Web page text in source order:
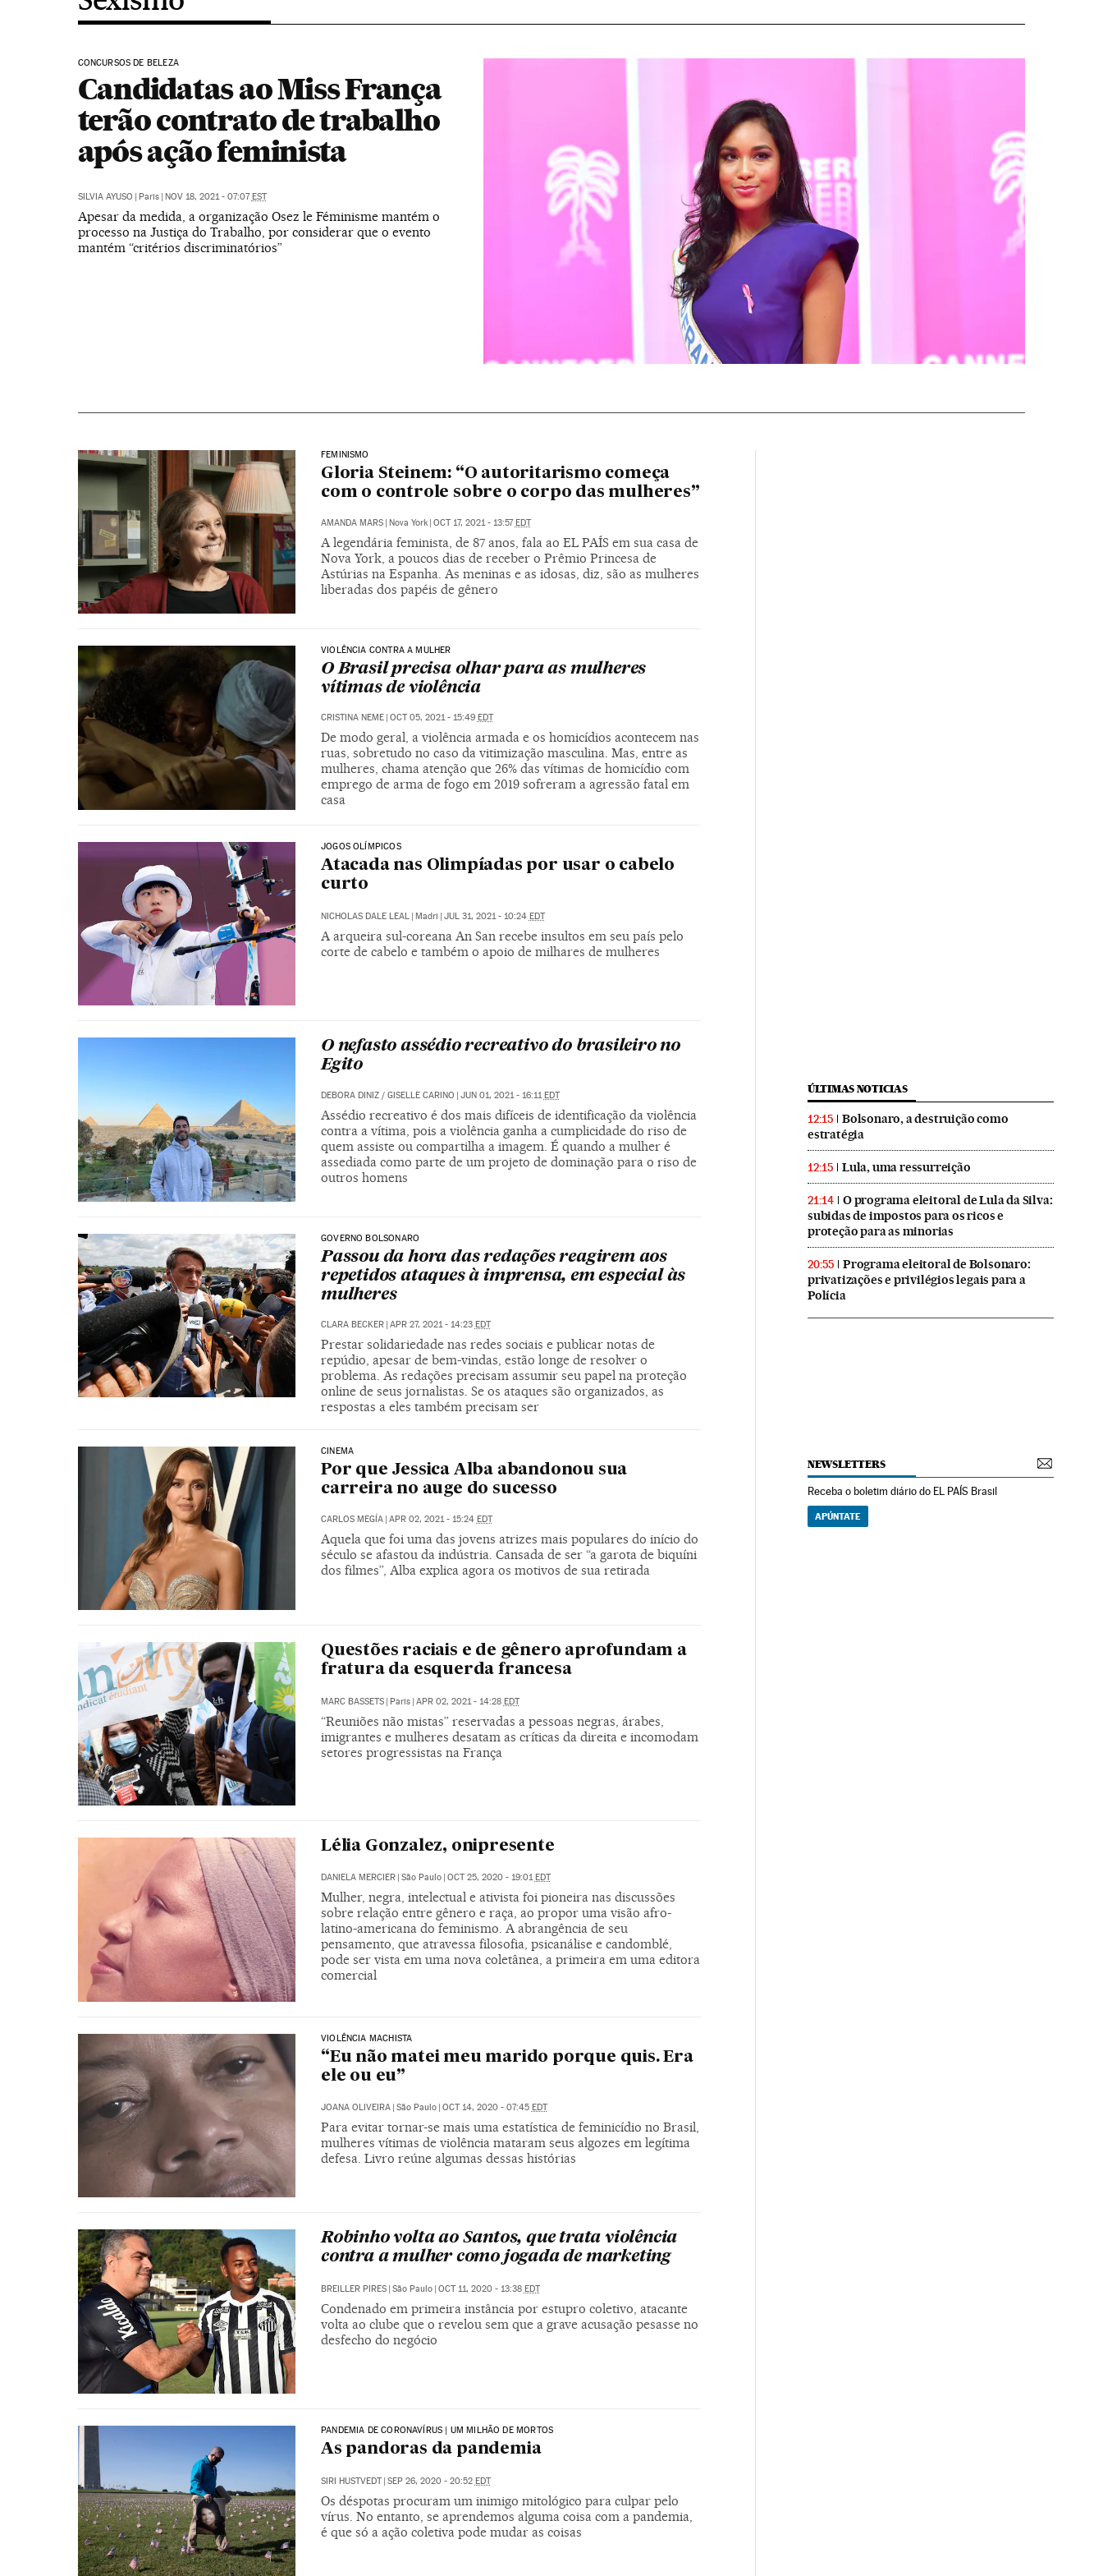
CONCURSOS DE BELEZA
Candidatas ao Miss França
terão contrato de trabalho
após ação feminista
SILVIA AYUSO | Paris | NOV 18, 2021 - 07:07EST
Apesar da medida, a organização Osez le Féminisme mantém o
processo na Justiça do Trabalho, por considerar que o evento
mantém “critérios discriminatórios”
FEMINISMO
Gloria Steinem: “O autoritarismo começa
com o controle sobre o corpo das mulheres”
AMANDA MARS | Nova York | OCT 17, 2021 - 13:57EDT
A legendária feminista, de 87 anos, fala ao EL PAÍS em sua casa de
Nova York, a poucos dias de receber o Prêmio Princesa de
Astúrias na Espanha. As meninas e as idosas, diz, são as mulheres
liberadas dos papéis de gênero
VIOLÊNCIA CONTRA A MULHER
O Brasil precisa olhar para as mulheres
vítimas de violência
CRISTINA NEME OCT 05, 2021 - 15:49 EDT
De modo geral, a violência armada e os homicídios acontecem nas
ruas, sobretudo no caso da vitimização masculina. Mas, entre as
mulheres, chama atenção que 26% das vítimas de homicídio com
emprego de arma de fogo em 2019 sofreram a agressão fatal em
casa
JOGOS OLÍMPICOS
Atacada nas Olimpíadas por usar o cabelo
curto
NICHOLAS DALE LEAL | Madri | JUL 31, 2021 - 10:24 EDT
A arqueira sul-coreana An San recebe insultos em seu país pelo
corte de cabelo e também o apoio de milhares de mulheres
O nefasto assédio recreativo do brasileiro no
Egito
DEBORA DINIZ/ GISELLE CARINO JUN 01, 2021 - 16:11 EDT
Assédio recreativo é dos mais difíceis de identificação da violência
contra a vítima, pois a violência ganha a cumplicidade do riso de
quem assiste ou compartilha a imagem. É quando a mulher é
assediada como parte de um projeto de dominação para o riso de
outros homens
GOVERNO BOLSONARO
Passou da hora das redações reagirem aos
repetidos ataques à imprensa, em especial às
mulheres
CLARA BECKER | APR 27, 2021 - 14:23 EDT
Prestar solidariedade nas redes sociais e publicar notas de
repúdio, apesar de bem-vindas, estão longe de resolver o
problema. As redações precisam assumir seu papel na proteção
online de seus jornalistas. Se os ataques são organizados, as
respostas a eles também precisam ser
CINEMA
Por que Jessica Alba abandonou sua
carreira no auge do sucesso
CARLOS MEGÍA APR 02, 2021 - 15:24 EDT
Aquela que foi uma das jovens atrizes mais populares do início do
século se afastou da indústria. Cansada de ser “a garota de biquíni
dos filmes”, Alba explica agora os motivos de sua retirada
Questões raciais e de gênero aprofundam a
fratura da esquerda francesa
MARC BASSETS | Paris | APR 02, 2021 - 14:28 EDT
“Reuniões não mistas” reservadas a pessoas negras, árabes,
imigrantes e mulheres desatam as críticas da direita e incomodam
setores progressistas na França
Lélia Gonzalez, onipresente
DANIELA MERCIER | São Paulo | OCT 25, 2020 - 19:01 EDT
Mulher, negra, intelectual e ativista foi pioneira nas discussões
sobre relação entre gênero e raça, ao propor uma visão afro-
latino-americana do feminismo. A abrangência de seu
pensamento, que atravessa filosofia, psicanálise e candomblé,
pode ser vista em uma nova coletânea, a primeira em uma editora
comercial
VIOLÊNCIA MACHISTA
“Eu não matei meu marido porque quis. Era
ele ou eu”
JOANA OLIVEIRA | São Paulo | OCT 14, 2020 - 07:45 EDT
Para evitar tornar-se mais uma estatística de feminicídio no Brasil,
mulheres vítimas de violência mataram seus algozes em legítima
defesa. Livro reúne algumas dessas histórias
Robinho volta ao Santos, que trata violência
contra a mulher como jogada de marketing
BREILLER PIRES | São Paulo | OCT 11, 2020 - 13:38 EDT
Condenado em primeira instância por estupro coletivo, atacante
volta ao clube que o revelou sem que a grave acusação pesasse no
desfecho do negócio
PANDEMIA DE CORONAVÍRUS | UM MILHÃO DE MORTOS
As pandoras da pandemia
SIRI HUSTVEDT | SEP 26, 2020 - 20:52 EDT
Os déspotas procuram um inimigo mitológico para culpar pelo
vírus. No entanto, se aprendemos alguma coisa com a pandemia,
é que só a ação coletiva pode mudar as coisas
ÚLTIMAS NOTICIAS
12:15
Bolsonaro, a destruição como
estratégia
12:15 Lula, uma ressurreição
21:14
O programa eleitoral de Lula da Silva:
subidas de impostos para os ricos e
proteção para as minorias
20:55
Programa eleitoral de Bolsonaro:
privatizações e privilégios legais para a
Polícia
NEWSLETTERS
Receba o boletim diário do EL PAÍS Brasil
APÚNTATE